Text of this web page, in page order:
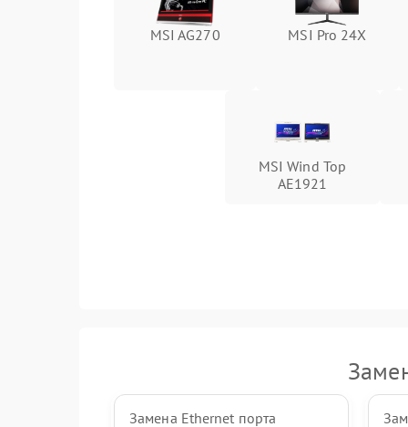
Поломка батареи (если есть)
MSI AG270 MSI Pro 24X
MSI Wind Top
AE1921
Замена Ethernet порта